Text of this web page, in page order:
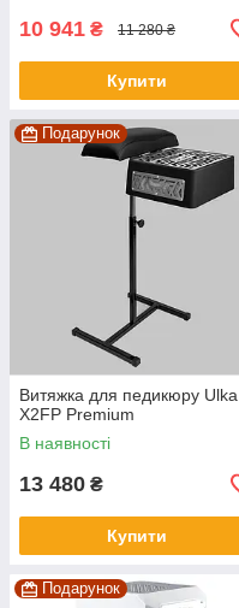
10 941 ₴ 11 280 ₴
Купити
Подарунок
Витяжка для педикюру Ulka
X2FP Premium
В наявності
13 480 ₴
Купити
Подарунок